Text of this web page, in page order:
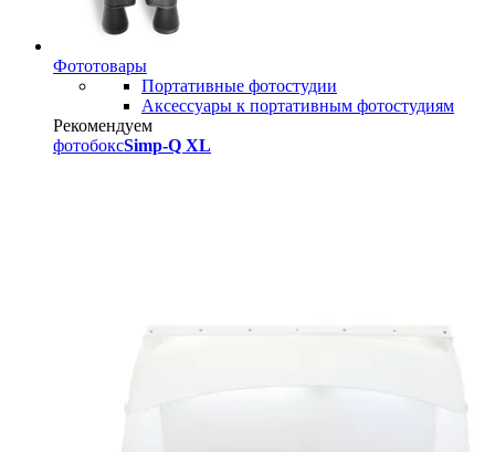
Фототовары
Портативные фотостудии
Аксессуары к портативным фотостудиям
Рекомендуем
фотобоксSimp-Q XL